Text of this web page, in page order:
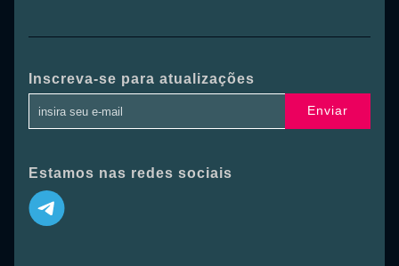
Inscreva-se para atualizações
Enviar
Estamos nas redes sociais